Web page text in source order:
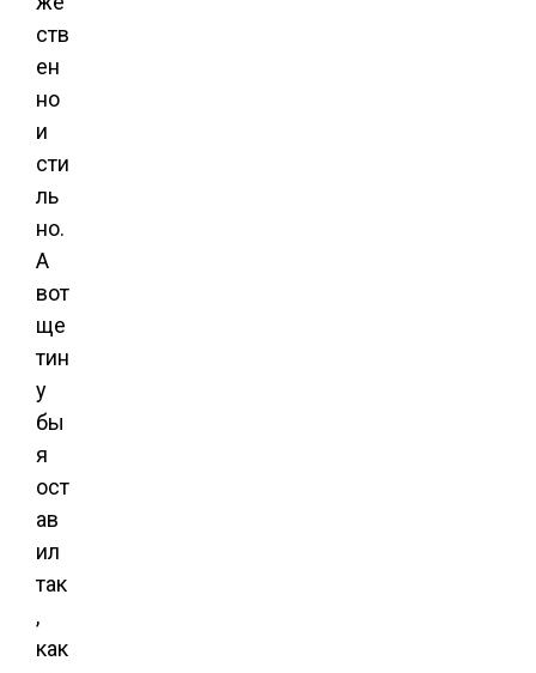
ств
ен
но
и
сти
ль
но.
А
вот
ще
тин
у
бы
я
ост
ав
ил
так
,
как